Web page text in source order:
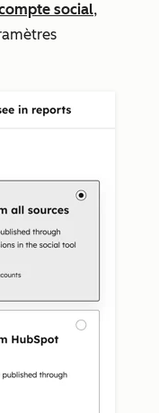
social,